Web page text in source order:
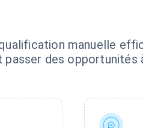
manuelle
passer des